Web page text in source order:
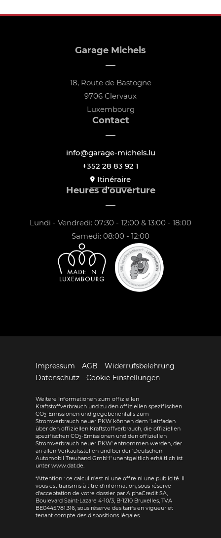
Garage Michels
18, Route de Bastogne
9706 Clervaux
Luxembourg
Contact
info@garage-michels.lu
+352 28 83 92 1
Itinéraire
Heures d'ouverture
Lundi - Vendredi: 07:30 - 12:00 & 13:00 - 18:00
Samedi: 08:00 - 12:00
Impressum AGB
Widerrufsbelehrung
Datenschutz
Cookie-Einstellungen
Weitere Informationen zum offiziellen
Kraftstoffverbrauch und zu den offiziellen spezifischen
CO2-Emissionen und gegebenenfalls zum
Stromverbrauch neuer PKW können dem 'Leitfaden
über den offiziellen Kraftstoffverbrauch, die offiziellen
spezifischen CO2-Emissionen und den offiziellen
Stromverbrauch neuer PKW' entnommen werden, der
an allen Verkaufsstellen und bei der 'Deutschen
Automobil Treuhand GmbH' unentgeltlich erhältlich ist
unter www.dat.de.
*Attention : ce calcul n'est ni une offre ni une publicité. Il
vous est transmis à titre d'information, sous réserve
d'acceptation de votre dossier par AlphaCredit SA,
Boulevard Saint-Lazare 4-10/3, B-1210 Bruxelles, TVA
BE0445.781.316, sous réserve des tarifs en vigueur et
tenant compte des dispositions légales.